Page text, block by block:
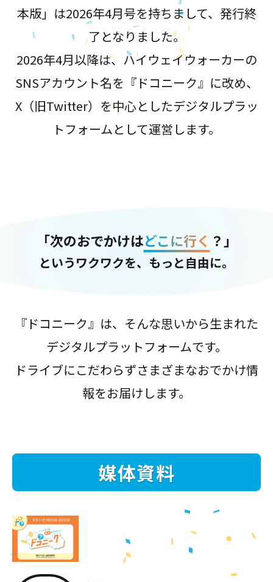
本版」は2026年4月号を持ちまして、発行終
了となりました。
2026年4月以降は、ハイウェイウォーカーの
SNSアカウント名を『ドコニーク』に改め、
X（旧Twitter）を中心としたデジタルプラッ
トフォームとして運営します。
「次のおでかけはどこに行く ？」
というワクワクを、もっと自由に。
『ドコニーク』は、そんな思いから生まれた
デジタルプラットフォームです。
ドライブにこだわらずさまざまなおでかけ情
報をお届けします。
媒体資料